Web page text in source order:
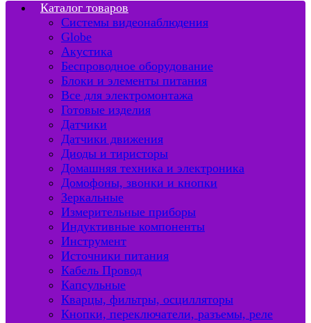
Каталог товаров
Системы видеонаблюдения
Globe
Акустика
Беспроводное оборудование
Блоки и элементы питания
Все для электромонтажа
Готовые изделия
Датчики
Датчики движения
Диоды и тиристоры
Домашняя техника и электроника
Домофоны, звонки и кнопки
Зеркальные
Измерительные приборы
Индуктивные компоненты
Инструмент
Источники питания
Кабель Провод
Капсульные
Кварцы, фильтры, осцилляторы
Кнопки, переключатели, разъемы, реле